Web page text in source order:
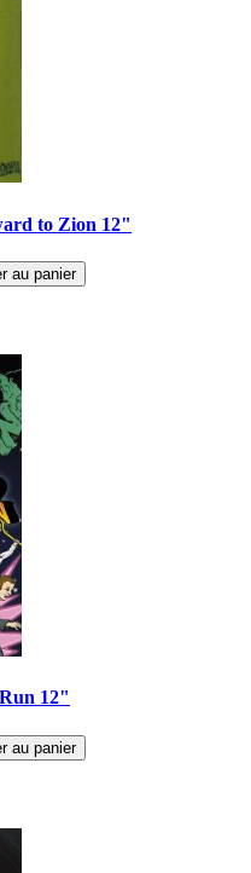
to Zion 12"
au panier
12"
au panier